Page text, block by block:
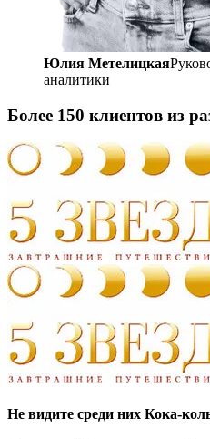
Юлия Метелицкая
аналитики
Более 150 клиентов из
Не видите среди них Кока-